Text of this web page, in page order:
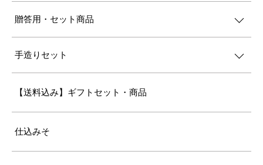
贈答用・セット商品
手造りセット
【送料込み】ギフトセット・商品
仕込みそ